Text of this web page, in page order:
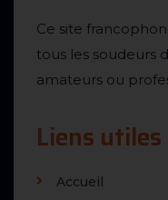
Ce site
tous les soudeurs
amateurs ou
Liens utiles
Accueil